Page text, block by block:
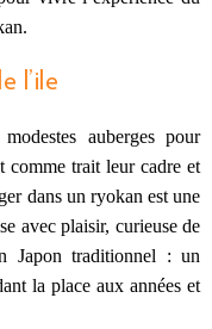
l’ile
auberges pour
comme trait leur cadre et
dans un ryokan est une
avec plaisir, curieuse de
Japon traditionnel : un
la place aux années et